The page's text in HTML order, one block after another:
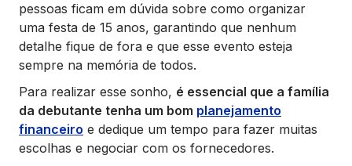
pessoas ficam em dúvida sobre como organizar
uma festa de 15 anos, garantindo que nenhum
detalhe fique de fora e que esse evento esteja
sempre na memória de todos.
Para realizar esse sonho, é essencial que a família
da debutante tenha um bom planejamento
financeiro e dedique um tempo para fazer muitas
escolhas e negociar com os fornecedores.